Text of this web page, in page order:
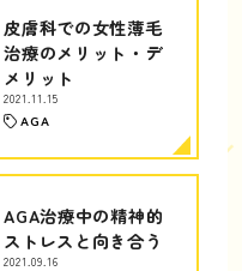
皮膚科での女性薄毛
治療のメリット・デ
メリット
2021.11.15
AGA
AGA治療中の精神的
ストレスと向き合う
2021.09.16